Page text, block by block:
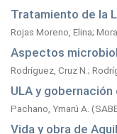
Tratamiento de la
Rojas Moreno, Elina;
Aspectos
Rodríguez, Cruz N. ;
ULA y
Pachano, Ymarú A. (
Vida y obra de